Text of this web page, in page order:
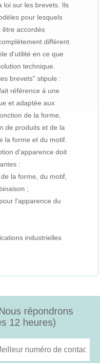
loi sur les brevets. Ils
pour lesquels
être accordés
différent
d'utilité en ce que
technique.
brevets" stipule :
référence à une
et adaptée aux
de la forme,
de produits et de la
la forme et du motif.
d'apparence doit
:
la forme, du motif,
;
l'apparence du
industrielles
répondrons
12 heures)